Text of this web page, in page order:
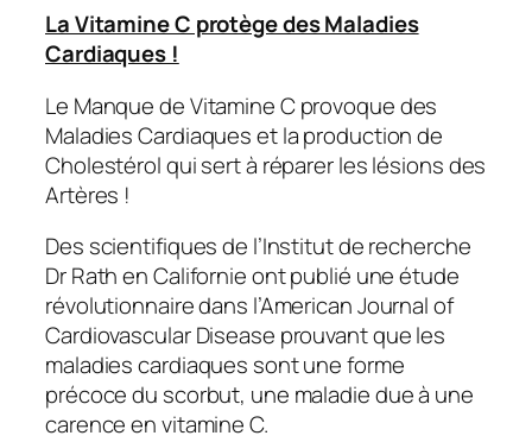
La Vitamine C protège des Maladies
Cardiaques !
Le Manque de Vitamine C provoque des
Maladies Cardiaques et la production de
Cholestérol qui sert à réparer les lésions des
Artères !
Des scientifiques de l’Institut de recherche
Dr Rath en Californie ont publié une étude
révolutionnaire dans l’American Journal of
Cardiovascular Disease prouvant que les
maladies cardiaques sont une forme
précoce du scorbut, une maladie due à une
carence en vitamine C.